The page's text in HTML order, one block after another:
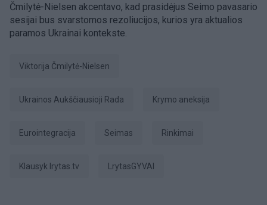
Čmilytė-Nielsen akcentavo, kad prasidėjus Seimo pavasario
sesijai bus svarstomos rezoliucijos, kurios yra aktualios
paramos Ukrainai kontekste.
Viktorija Čmilytė-Nielsen
Ukrainos Aukščiausioji Rada Krymo aneksija
eurointegracija Seimas Rinkimai
Klausyk lrytas.tv LrytasGYVAI